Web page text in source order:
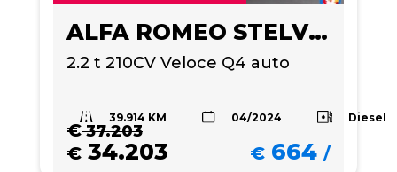
ALFA ROMEO STELVIO
2.2 t 210CV Veloce Q4 auto
39.914 KM 04/2024 Diesel
€37.203
€ 34.203 € 664 /